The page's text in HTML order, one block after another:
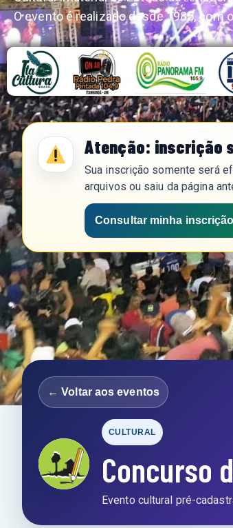
O evento é realizado desde 1985, com
Atenção: inscrição
Sua inscrição somente será
arquivos ou saiu da página
Consultar minha inscrição
← Voltar aos eventos
CULTURAL
Concurso
Evento cultural pré-